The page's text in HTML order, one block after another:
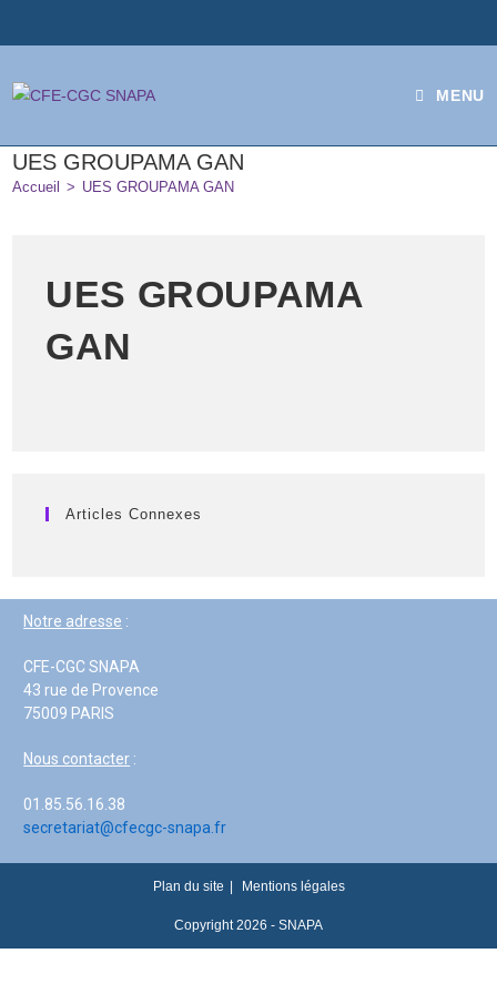
MENU
UES GROUPAMA GAN
Accueil > UES GROUPAMA GAN
UES GROUPAMA
GAN
Articles Connexes
Notre adresse :
CFE-CGC SNAPA
43 rue de Provence
75009 PARIS
Nous contacter :
01.85.56.16.38
secretariat@cfecgc-snapa.fr
Plan du site Mentions légales
Copyright 2026 - SNAPA